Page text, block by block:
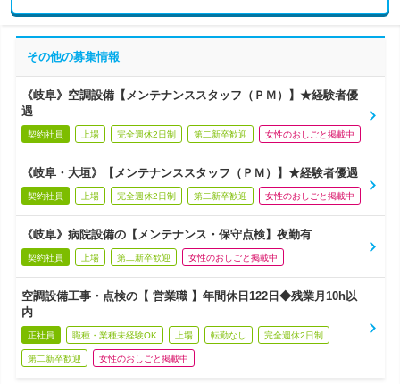
その他の募集情報
《岐阜》空調設備【メンテナンススタッフ（ＰＭ）】★経験者優
遇
契約社員 上場 完全週休2日制 第二新卒歓迎 女性のおしごと掲載中
《岐阜・大垣》【メンテナンススタッフ（ＰＭ）】★経験者優遇
契約社員 上場 完全週休2日制 第二新卒歓迎 女性のおしごと掲載中
《岐阜》病院設備の【メンテナンス・保守点検】夜勤有
契約社員 上場 第二新卒歓迎 女性のおしごと掲載中
空調設備工事・点検の【 営業職 】年間休日122日◆残業月10h以
内
正社員 職種・業種未経験OK 上場 転勤なし 完全週休2日制
第二新卒歓迎 女性のおしごと掲載中